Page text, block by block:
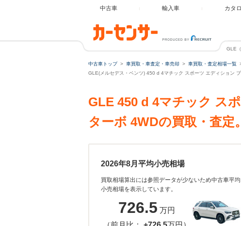
中古車 輸入車 カタ
GLE
中古車トップ 車買取・車査定・車売却 車買取・査定相場一覧
GLE(メルセデス・ベンツ) 450 d 4マチック スポーツ エディション
GLE 450 d 4マチック ス
ターボ 4WDの買取・査定
2026年8月平均小売相場
買取相場算出には参照データが少ないため中古車平均
小売相場を表示しています。
726.5 万円